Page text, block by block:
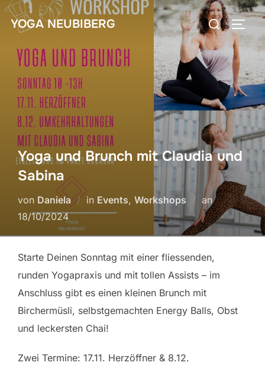
Zum
InhaltYOGA NEUBIBERG
Suchen
nach:
Yoga und Brunch mit Claudia und
Sabina
von Daniela in Events, Workshops an
am
18/10/2024
Starte Deinen Sonntag mit einer fliessenden,
runden Yogapraxis und mit tollen Assists – im
Anschluss gibt es einen kleinen Brunch mit
Birchermüsli, selbstgemachten Energy Balls, Obst
und leckersten Chai!
Zwei Termine: 17.11. Herzöffner & 8.12.